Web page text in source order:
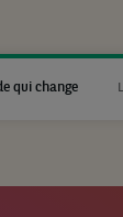
qui change